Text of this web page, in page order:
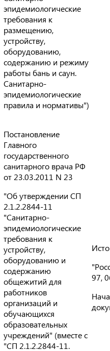
эпидемиологические
требования к
размещению,
устройству,
оборудованию,
содержанию и режиму
работы бань и саун.
Санитарно-
эпидемиологические
правила и нормативы")
Постановление
Главного
государственного
санитарного врача РФ
от 23.03.2011 N 23
"Об утверждении СП
2.1.2.2844-11
"Санитарно-
эпидемиологические
требования к
устройству,
оборудованию и
содержанию
общежитий для
работников
организаций и
обучающихся
образовательных
учреждений" (вместе с
"СП 2.1.2.2844-11.
97,